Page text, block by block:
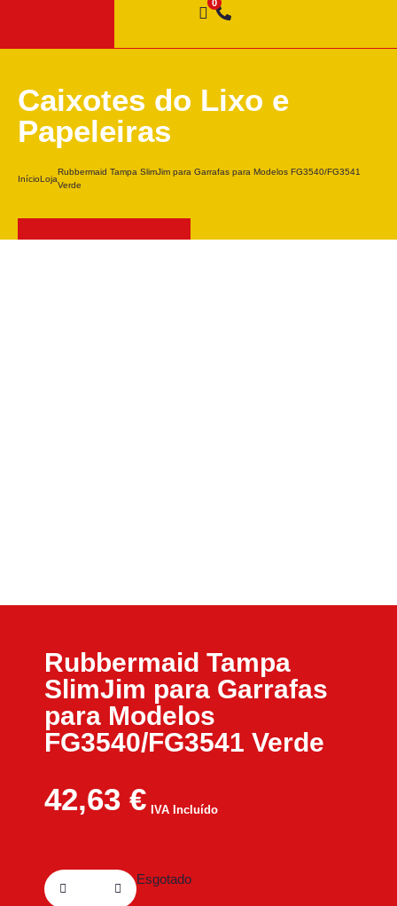
Caixotes do Lixo e
Papeleiras
InícioLoja
Rubbermaid Tampa SlimJim para Garrafas para Modelos FG3540/FG3541
Verde
Rubbermaid Tampa
SlimJim para Garrafas
para Modelos
FG3540/FG3541 Verde
42,63 € IVA Incluído
Esgotado